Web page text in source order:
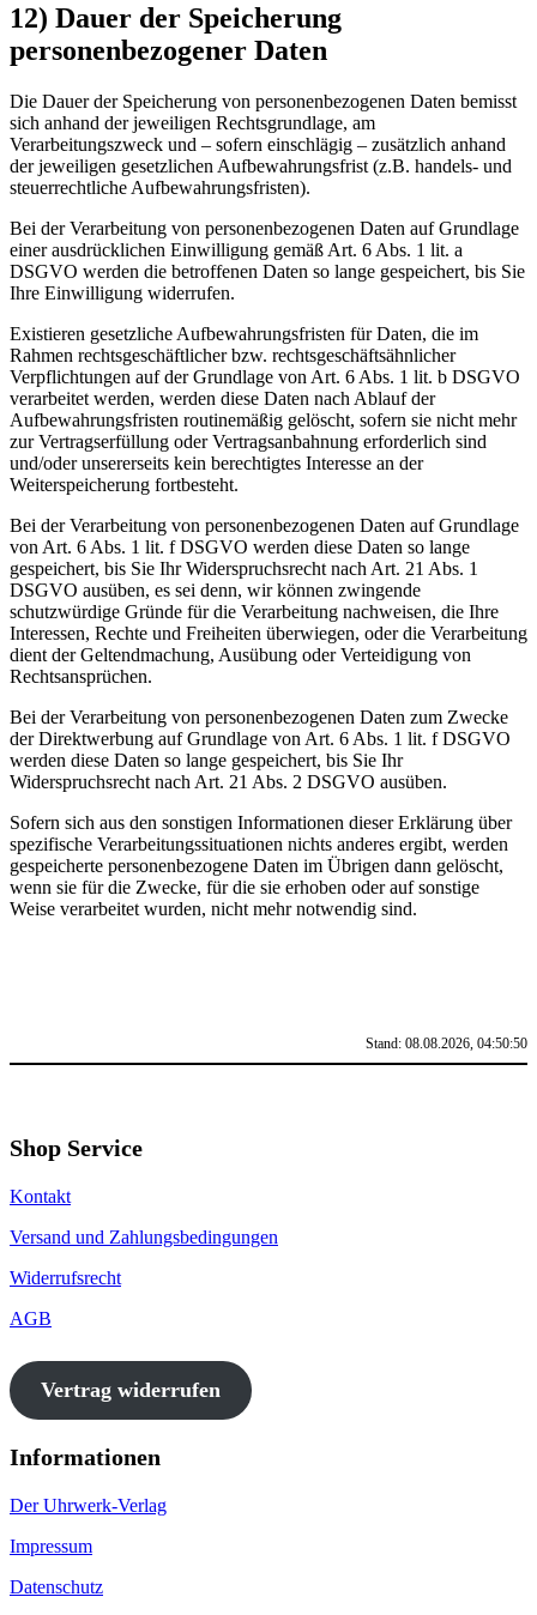
12) Dauer der Speicherung
personenbezogener Daten
Die Dauer der Speicherung von personenbezogenen Daten bemisst
sich anhand der jeweiligen Rechtsgrundlage, am
Verarbeitungszweck und – sofern einschlägig – zusätzlich anhand
der jeweiligen gesetzlichen Aufbewahrungsfrist (z.B. handels- und
steuerrechtliche Aufbewahrungsfristen).
Bei der Verarbeitung von personenbezogenen Daten auf Grundlage
einer ausdrücklichen Einwilligung gemäß Art. 6 Abs. 1 lit. a
DSGVO werden die betroffenen Daten so lange gespeichert, bis Sie
Ihre Einwilligung widerrufen.
Existieren gesetzliche Aufbewahrungsfristen für Daten, die im
Rahmen rechtsgeschäftlicher bzw. rechtsgeschäftsähnlicher
Verpflichtungen auf der Grundlage von Art. 6 Abs. 1 lit. b DSGVO
verarbeitet werden, werden diese Daten nach Ablauf der
Aufbewahrungsfristen routinemäßig gelöscht, sofern sie nicht mehr
zur Vertragserfüllung oder Vertragsanbahnung erforderlich sind
und/oder unsererseits kein berechtigtes Interesse an der
Weiterspeicherung fortbesteht.
Bei der Verarbeitung von personenbezogenen Daten auf Grundlage
von Art. 6 Abs. 1 lit. f DSGVO werden diese Daten so lange
gespeichert, bis Sie Ihr Widerspruchsrecht nach Art. 21 Abs. 1
DSGVO ausüben, es sei denn, wir können zwingende
schutzwürdige Gründe für die Verarbeitung nachweisen, die Ihre
Interessen, Rechte und Freiheiten überwiegen, oder die Verarbeitung
dient der Geltendmachung, Ausübung oder Verteidigung von
Rechtsansprüchen.
Bei der Verarbeitung von personenbezogenen Daten zum Zwecke
der Direktwerbung auf Grundlage von Art. 6 Abs. 1 lit. f DSGVO
werden diese Daten so lange gespeichert, bis Sie Ihr
Widerspruchsrecht nach Art. 21 Abs. 2 DSGVO ausüben.
Sofern sich aus den sonstigen Informationen dieser Erklärung über
spezifische Verarbeitungssituationen nichts anderes ergibt, werden
gespeicherte personenbezogene Daten im Übrigen dann gelöscht,
wenn sie für die Zwecke, für die sie erhoben oder auf sonstige
Weise verarbeitet wurden, nicht mehr notwendig sind.
Stand: 08.08.2026, 04:50:50
Shop Service
Kontakt
Versand und Zahlungsbedingungen
Widerrufsrecht
AGB
Vertrag widerrufen
Informationen
Der Uhrwerk-Verlag
Impressum
Datenschutz